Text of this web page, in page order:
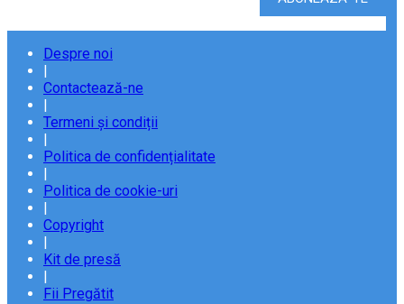
Despre noi
|
Contactează-ne
|
Termeni și condiții
|
Politica de confidențialitate
|
Politica de cookie-uri
|
Copyright
|
Kit de presă
|
Fii Pregătit